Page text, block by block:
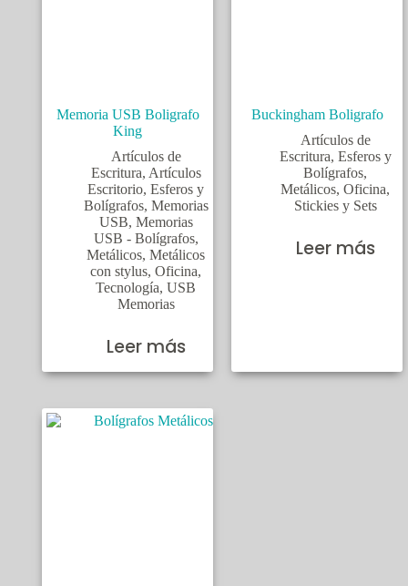
Memoria USB Boligrafo
King
Artículos de
Escritura, Artículos
Escritorio, Esferos y
Bolígrafos, Memorias
USB, Memorias
USB - Bolígrafos,
Metálicos, Metálicos
con stylus, Oficina,
Tecnología, USB
Memorias
Leer más
Buckingham Boligrafo
Artículos de
Escritura, Esferos y
Bolígrafos,
Metálicos, Oficina,
Stickies y Sets
Leer más